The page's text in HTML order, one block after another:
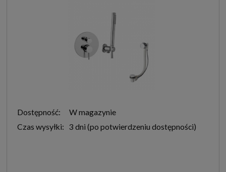
Dostępność:
W magazynie
Czas wysyłki: 3 dni